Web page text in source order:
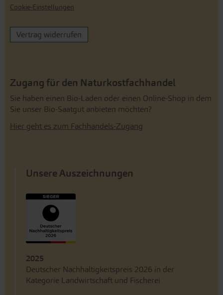
Cookie-Einstellungen
Vertrag widerrufen
Zugang für den Naturkostfachhandel
Sie haben einen Bio-Laden oder einen Online-Shop in dem
Sie unser Bio-Saatgut anbieten möchten?
Hier geht es zum Fachhandels-Zugang
Unsere Auszeichnungen
2025
Deutscher Nachhaltigkeitspreis 2026 in der
Kategorie Landwirtschaft und Fischerei